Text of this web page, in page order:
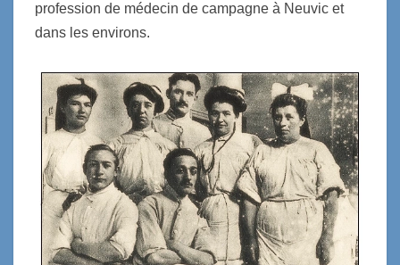
profession de médecin de campagne à Neuvic et
dans les environs.